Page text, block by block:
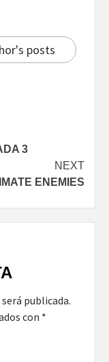
posts
3
NEXT
ENEMIES
publicada.
con *